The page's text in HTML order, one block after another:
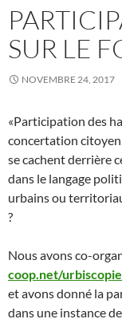
SUR LE
NOVEMBRE 24, 2017
«Participation des
concertation
se cachent derrière
dans le langage
urbains ou
?
Nous avons co-
coop.net/
et avons donné la
dans une instance